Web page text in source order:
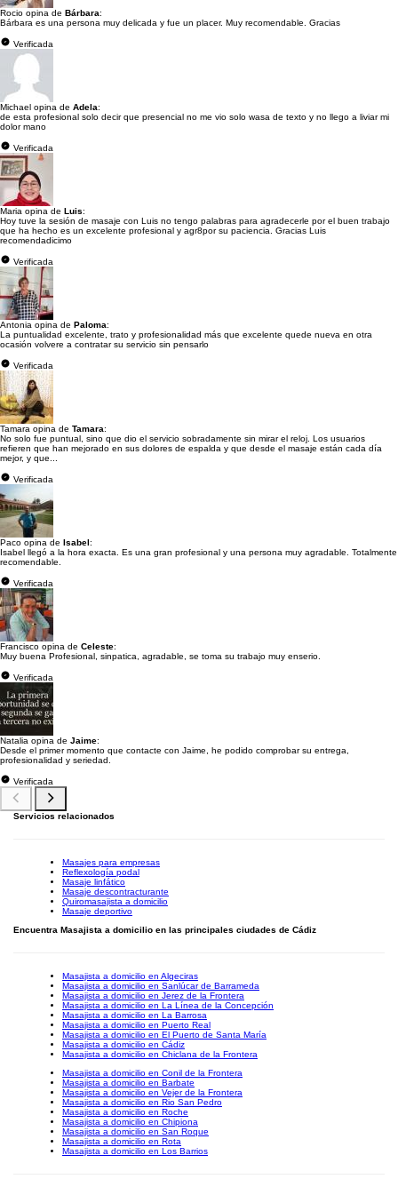
Rocio opina de Bárbara:
Bárbara es una persona muy delicada y fue un placer. Muy recomendable. Gracias
Verificada
Michael opina de Adela:
de esta profesional solo decir que presencial no me vio solo wasa de texto y no llego a liviar mi
dolor mano
Verificada
Maria opina de Luis:
Hoy tuve la sesión de masaje con Luis no tengo palabras para agradecerle por el buen trabajo
que ha hecho es un excelente profesional y agr8por su paciencia. Gracias Luis
recomendadicimo
Verificada
Antonia opina de Paloma:
La puntualidad excelente, trato y profesionalidad más que excelente quede nueva en otra
ocasión volvere a contratar su servicio sin pensarlo
Verificada
Tamara opina de Tamara:
No solo fue puntual, sino que dio el servicio sobradamente sin mirar el reloj. Los usuarios
refieren que han mejorado en sus dolores de espalda y que desde el masaje están cada día
mejor, y que...
Verificada
Paco opina de Isabel:
Isabel llegó a la hora exacta. Es una gran profesional y una persona muy agradable. Totalmente
recomendable.
Verificada
Francisco opina de Celeste:
Muy buena Profesional, sinpatica, agradable, se toma su trabajo muy enserio.
Verificada
Natalia opina de Jaime:
Desde el primer momento que contacte con Jaime, he podido comprobar su entrega,
profesionalidad y seriedad.
Verificada
Servicios relacionados
Masajes para empresas
Reflexología podal
Masaje linfático
Masaje descontracturante
Quiromasajista a domicilio
Masaje deportivo
Encuentra Masajista a domicilio en las principales ciudades de Cádiz
Masajista a domicilio en Algeciras
Masajista a domicilio en Sanlúcar de Barrameda
Masajista a domicilio en Jerez de la Frontera
Masajista a domicilio en La Línea de la Concepción
Masajista a domicilio en La Barrosa
Masajista a domicilio en Puerto Real
Masajista a domicilio en El Puerto de Santa María
Masajista a domicilio en Cádiz
Masajista a domicilio en Chiclana de la Frontera
Masajista a domicilio en Conil de la Frontera
Masajista a domicilio en Barbate
Masajista a domicilio en Vejer de la Frontera
Masajista a domicilio en Rio San Pedro
Masajista a domicilio en Roche
Masajista a domicilio en Chipiona
Masajista a domicilio en San Roque
Masajista a domicilio en Rota
Masajista a domicilio en Los Barrios